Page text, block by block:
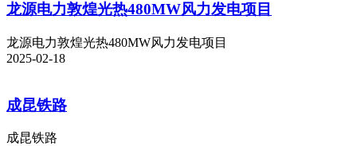
龙源电力敦煌光热480MW风力发电项目
龙源电力敦煌光热480MW风力发电项目
2025-02-18
成昆铁路
成昆铁路